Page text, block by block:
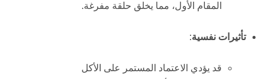
المقام الأول، مما يخلق حلقة مفرغة.
تأثيرات نفسية:
قد يؤدي الاعتماد المستمر على الأكل